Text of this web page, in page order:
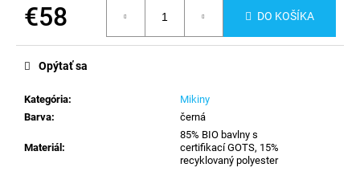
€58 DO KOŠÍKA
Kategória:
Mikiny
Barva: černá
Materiál:
85% BIO bavlny s
certifikací GOTS, 15%
recyklovaný polyester
Opýtať sa